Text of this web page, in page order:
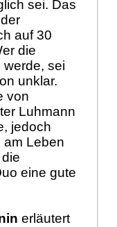
sei. Das
auf 30
die
sei
unklar.
von
Luhmann
jedoch
am Leben
eine gute
erläutert